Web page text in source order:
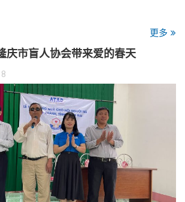
更多
庆市盲人协会带来爱的春天